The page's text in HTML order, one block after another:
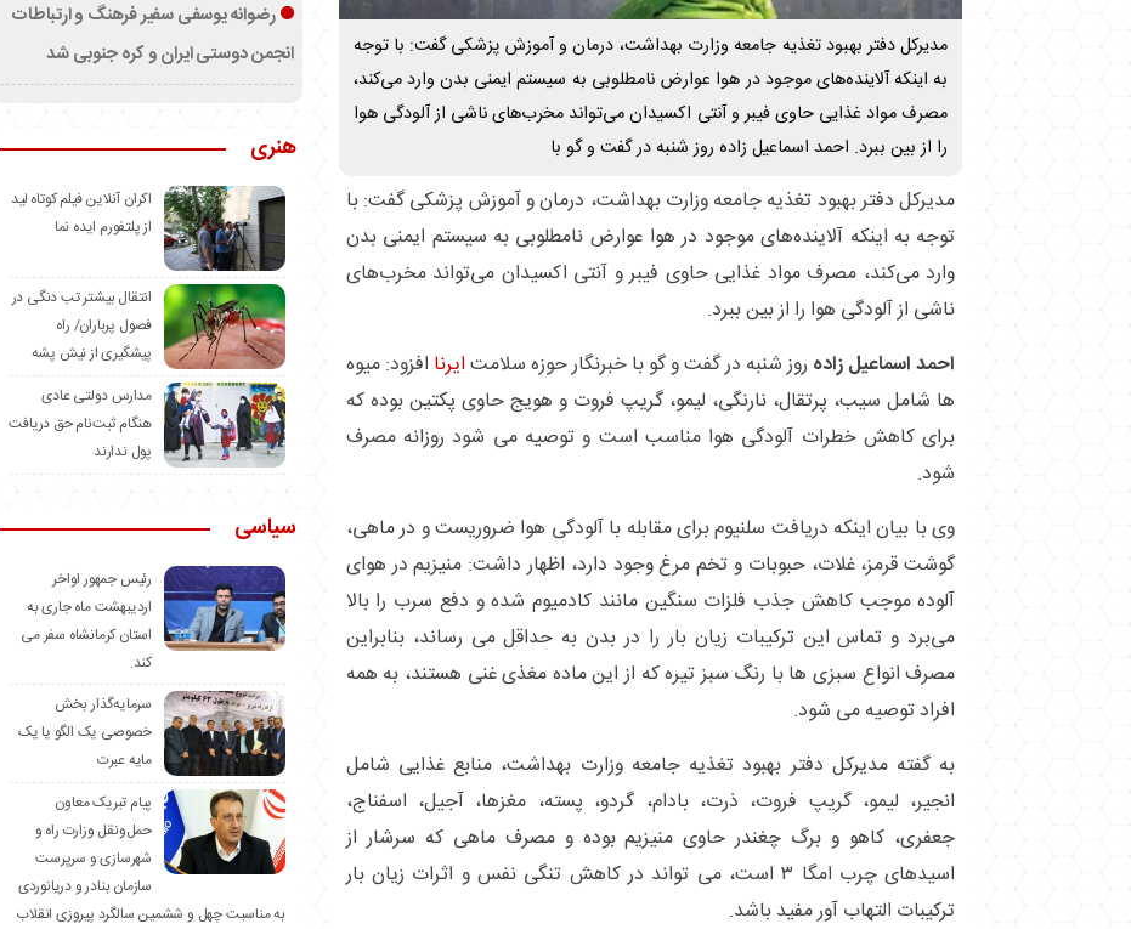
مدیرکل دفتر بهبود تغذیه جامعه وزارت بهداشت، درمان و آموزش پزشکی گفت: با توجه
به اینکه آلاینده‌های موجود در هوا عوارض نامطلوبی به سیستم ایمنی بدن وارد می‌کند،
مصرف مواد غذایی حاوی فیبر و آنتی اکسیدان می‌تواند مخرب‌های ناشی از آلودگی هوا
را از بین ببرد. احمد اسماعیل زاده روز شنبه در گفت و گو با
مدیرکل دفتر بهبود تغذیه جامعه وزارت بهداشت، درمان و آموزش پزشکی گفت: با
توجه به اینکه آلاینده‌های موجود در هوا عوارض نامطلوبی به سیستم ایمنی بدن
وارد می‌کند، مصرف مواد غذایی حاوی فیبر و آنتی اکسیدان می‌تواند مخرب‌های
ناشی از آلودگی هوا را از بین ببرد.
احمد اسماعیل زاده روز شنبه در گفت و گو با خبرنگار حوزه سلامتایرنا افزود: میوه
ها شامل سیب، پرتقال، نارنگی، لیمو، گریپ فروت و هویج حاوی پکتین بوده که
برای کاهش خطرات آلودگی هوا مناسب است و توصیه می شود روزانه مصرف
شود.
وی با بیان اینکه دریافت سلنیوم برای مقابله با آلودگی هوا ضروریست و در ماهی،
گوشت قرمز، غلات، حبوبات و تخم مرغ وجود دارد، اظهار داشت: منیزیم در هوای
آلوده موجب کاهش جذب فلزات سنگین مانند کادمیوم شده و دفع سرب را بالا
می‌برد و تماس این ترکیبات زیان بار را در بدن به حداقل می رساند، بنابراین
مصرف انواع سبزی ها با رنگ سبز تیره که از این ماده مغذی غنی هستند، به همه
افراد توصیه می شود.
به گفته مدیرکل دفتر بهبود تغذیه جامعه وزارت بهداشت، منابع غذایی شامل
انجیر، لیمو، گریپ فروت، ذرت، بادام، گردو، پسته، مغزها، آجیل، اسفناج،
جعفری، کاهو و برگ چغندر حاوی منیزیم بوده و مصرف ماهی‌ که سرشار از
اسیدهای چرب امگا ۳ است، می تواند در کاهش تنگی نفس و اثرات زیان بار
ترکیبات التهاب آور مفید باشد.
رضوانه یوسفی سفیر فرهنگ و ارتباطات
انجمن دوستی ایران و کره جنوبی شد
هنری
اکران آنلاین فیلم کوتاه لید
از پلتفورم ایده نما
انتقال بیشتر تب دنگی در
فصول پرباران/ راه
پیشگیری از نیش پشه
مدارس دولتی عادی
هنگام ثبت‌نام حق دریافت
پول ندارند
سیاسی
رئیس جمهور اواخر
اردیبهشت ماه جاری به
استان کرمانشاه سفر می
کند.
سرمایه‌گذار بخش
خصوصی یک الگو یا یک
مایه عبرت
️پیام تبریک معاون
حمل‌ونقل وزارت راه و
شهرسازی و سرپرست
سازمان بنادر و دریانوردی
به مناسبت چهل و ششمین سالگرد پیروزی انقلاب